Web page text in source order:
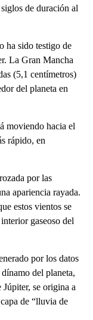
de duración al
ha sido testigo de
La Gran Mancha
(5,1 centímetros)
del planeta en
moviendo hacia el
rápido, en
por las
apariencia rayada.
estos vientos se
gaseoso del
por los datos
del planeta,
se origina a
de “lluvia de